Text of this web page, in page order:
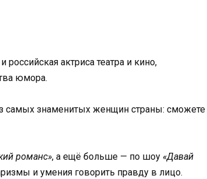
актриса театра и кино,
юмора.
романс», а ещё больше — по шоу «Давай
и умения говорить правду в лицо.